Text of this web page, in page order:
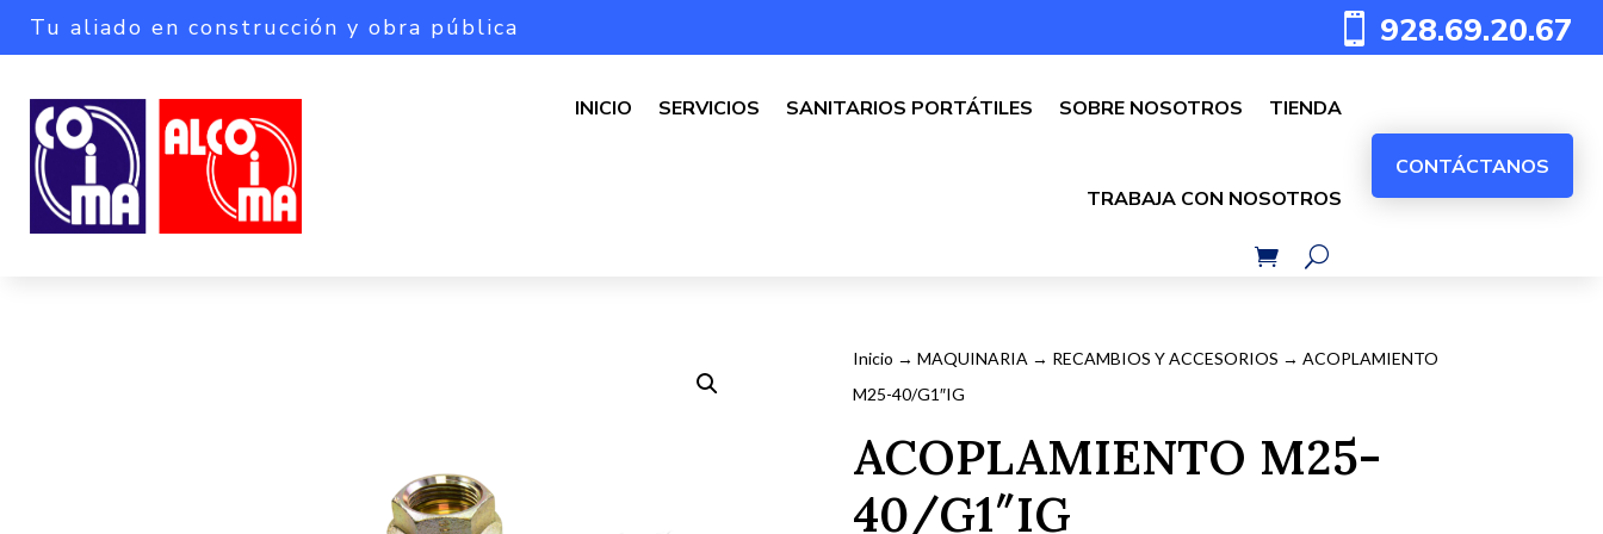
Tu aliado en construcción y obra pública  928.69.20.67
INICIO SERVICIOS SANITARIOS PORTÁTILES SOBRE NOSOTROS TIENDA
TRABAJA CON NOSOTROS
CONTÁCTANOS
Inicio → MAQUINARIA → RECAMBIOS Y ACCESORIOS → ACOPLAMIENTO
M25-40/G1″IG
ACOPLAMIENTO M25-
40/G1″IG